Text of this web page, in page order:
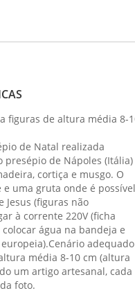
figuras de altura média 8-
de Natal realizada
de Nápoles (Itália)
cortiça e musgo. O
uma gruta onde é possível
Jesus (figuras não
à corrente 220V (ficha
água na bandeja e
adequado
média 8-10 cm (altura
um artigo artesanal, cada
foto.